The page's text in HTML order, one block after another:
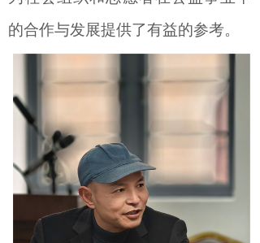
的合作与发展提供了有益的参考。